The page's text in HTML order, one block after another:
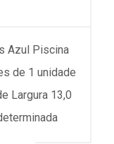
Azul Piscina
de 1 unidade
Largura 13,0